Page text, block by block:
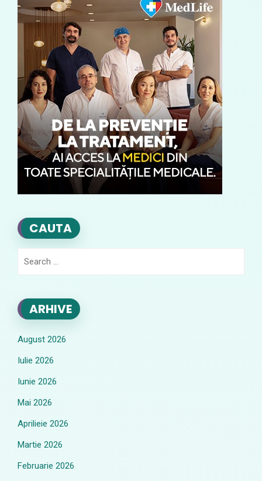
CAUTA
ARHIVE
August 2026
Iulie 2026
Iunie 2026
Mai 2026
Aprilieie 2026
Martie 2026
Februarie 2026